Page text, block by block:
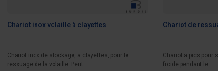
Chariot inox volaille à clayettes
Chariot inox de stockage, à clayettes, pour le
ressuage de la volaille. Peut...
Chariot de
Chariot à pics pour
froide pendant le...